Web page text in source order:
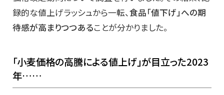
録的な値上げラッシュから一転、食品「値下げ」への期
待感が高まりつつあることが分かりました。
「小麦価格の高騰による値上げ」が目立った2023
年……